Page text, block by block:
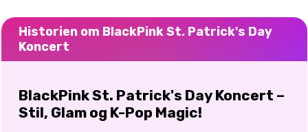
Historien om BlackPink St. Patrick's Day
Koncert
BlackPink St. Patrick's Day Koncert –
Stil, Glam og K-Pop Magic!